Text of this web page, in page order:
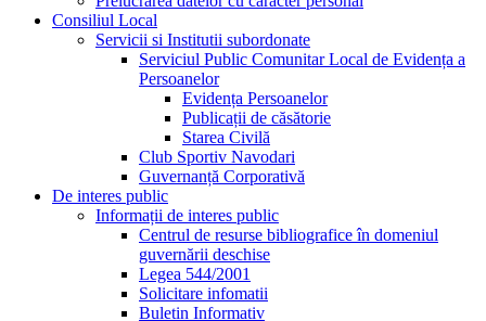
Consiliul Local
Servicii si Institutii subordonate
Serviciul Public Comunitar Local de Evidența a
Persoanelor
Evidența Persoanelor
Publicații de căsătorie
Starea Civilă
Club Sportiv Navodari
Guvernanță Corporativă
De interes public
Informații de interes public
Centrul de resurse bibliografice în domeniul
guvernării deschise
Legea 544/2001
Solicitare infomatii
Buletin Informativ